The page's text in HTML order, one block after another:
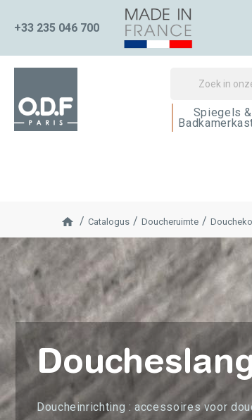
+33 235 046 700
Spiegels &
Catalogus Doucheruimte
Doucheinrichting : accessoires voor